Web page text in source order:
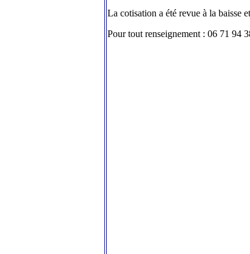
La cotisation a été revue à la baisse
Pour tout renseignement : 06 71 94